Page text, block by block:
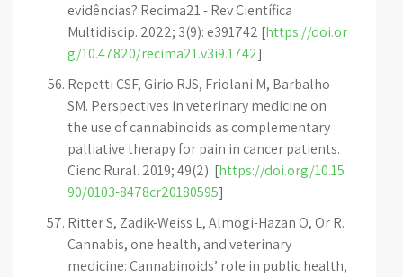
evidências? Recima21 - Rev Científica
Multidiscip. 2022; 3(9): e391742 [https://doi.or
g/10.47820/recima21.v3i9.1742].
Repetti CSF, Girio RJS, Friolani M, Barbalho
SM. Perspectives in veterinary medicine on
the use of cannabinoids as complementary
palliative therapy for pain in cancer patients.
Cienc Rural. 2019; 49(2). [https://doi.org/10.15
90/0103-8478cr20180595]
Ritter S, Zadik-Weiss L, Almogi-Hazan O, Or R.
Cannabis, one health, and veterinary
medicine: Cannabinoids’ role in public health,